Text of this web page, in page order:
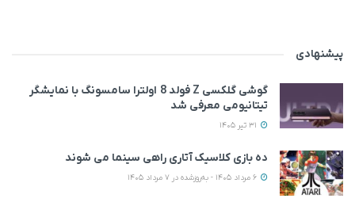
پیشنهادی
گوشی گلکسی Z فولد 8 اولترا سامسونگ با نمایشگر
تیتانیومی معرفی شد
ده بازی کلاسیک آتاری راهی سینما می‌ شوند